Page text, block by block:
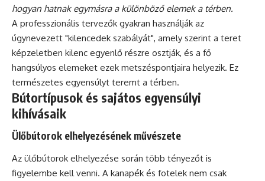
hogyan hatnak egymásra a különböző elemek a térben.
A professzionális tervezők gyakran használják az
úgynevezett "kilencedek szabályát", amely szerint a teret
képzeletben kilenc egyenlő részre osztják, és a fő
hangsúlyos elemeket ezek metszéspontjaira helyezik. Ez
természetes egyensúlyt teremt a térben.
Bútortípusok és sajátos egyensúlyi
kihívásaik
Ülőbútorok elhelyezésének művészete
Az ülőbútorok elhelyezése során több tényezőt is
figyelembe kell venni. A kanapék és fotelek nem csak